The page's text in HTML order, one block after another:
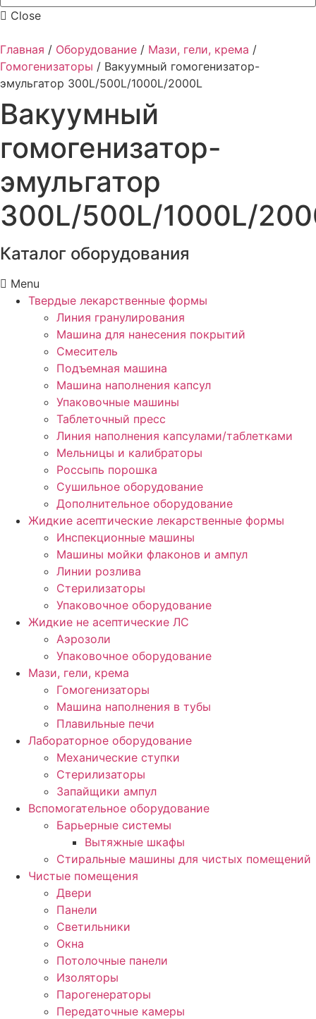
Close
Главная / Оборудование / Мази, гели, крема /
Гомогенизаторы / Вакуумный гомогенизатор-
эмульгатор 300L/500L/1000L/2000L
Вакуумный
гомогенизатор-
эмульгатор
300L/500L/1000L/
Каталог оборудования
Menu
Твердые лекарственные формы
Линия гранулирования
Машина для нанесения покрытий
Смеситель
Подъемная машина
Машина наполнения капсул
Упаковочные машины
Таблеточный пресс
Линия наполнения капсулами/таблетками
Мельницы и калибраторы
Россыпь порошка
Сушильное оборудование
Дополнительное оборудование
Жидкие асептические лекарственные формы
Инспекционные машины
Машины мойки флаконов и ампул
Линии розлива
Стерилизаторы
Упаковочное оборудование
Жидкие не асептические ЛС
Аэрозоли
Упаковочное оборудование
Мази, гели, крема
Гомогенизаторы
Машина наполнения в тубы
Плавильные печи
Лабораторное оборудование
Механические ступки
Стерилизаторы
Запайщики ампул
Вспомогательное оборудование
Барьерные системы
Вытяжные шкафы
Стиральные машины для чистых помещений
Чистые помещения
Двери
Панели
Светильники
Окна
Потолочные панели
Изоляторы
Парогенераторы
Передаточные камеры